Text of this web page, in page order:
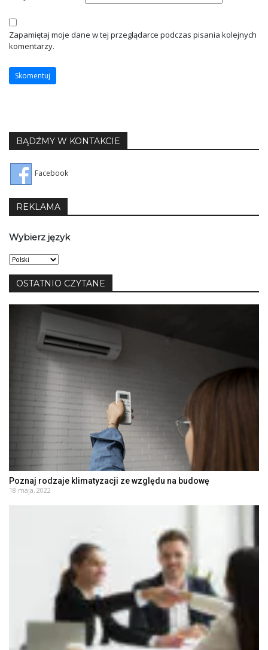
Zapamiętaj moje dane w tej przeglądarce podczas pisania kolejnych
komentarzy.
BĄDŹMY W KONTAKCIE
Facebook
REKLAMA
Wybierz język
Wybierz
język
OSTATNIO CZYTANE
Poznaj rodzaje klimatyzacji ze względu na budowę
18 maja, 2022